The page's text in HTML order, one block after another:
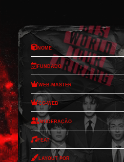
Nome
Fundado
Web-Master
Co-Web
Moderação
Feat
Layout por